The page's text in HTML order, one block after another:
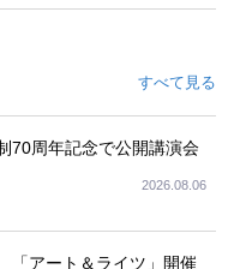
すべて見る
70周年記念で公開講演会
2026.08.06
アート＆ライツ」開催